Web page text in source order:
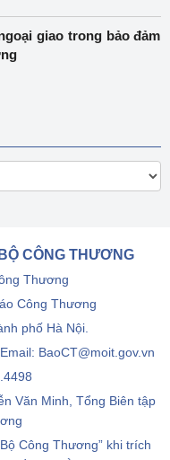
giao trong bảo đảm
CÔNG THƯƠNG
Thương
Công Thương
phố Hà Nội.
BaoCT@moit.gov.vn
Văn Minh, Tổng Biên tập
Công Thương” khi trích